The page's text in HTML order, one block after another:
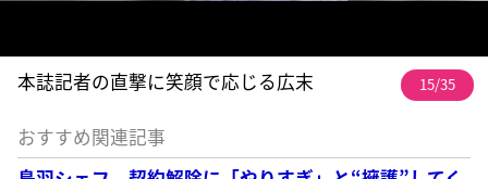
本誌記者の直撃に笑顔で応じる広末 15/35
おすすめ関連記事